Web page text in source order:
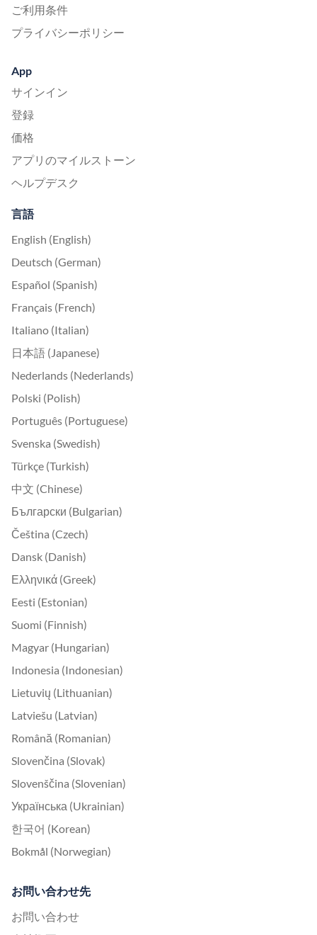
ご利用条件
プライバシーポリシー
App
サインイン
登録
価格
アプリのマイルストーン
ヘルプデスク
言語
English (English)
Deutsch (German)
Español (Spanish)
Français (French)
Italiano (Italian)
日本語 (Japanese)
Nederlands (Nederlands)
Polski (Polish)
Português (Portuguese)
Svenska (Swedish)
Türkçe (Turkish)
中文 (Chinese)
Български (Bulgarian)
Čeština (Czech)
Dansk (Danish)
Ελληνικά (Greek)
Eesti (Estonian)
Suomi (Finnish)
Magyar (Hungarian)
Indonesia (Indonesian)
Lietuvių (Lithuanian)
Latviešu (Latvian)
Română (Romanian)
Slovenčina (Slovak)
Slovenščina (Slovenian)
Українська (Ukrainian)
한국어 (Korean)
Bokmål (Norwegian)
お問い合わせ先
お問い合わせ